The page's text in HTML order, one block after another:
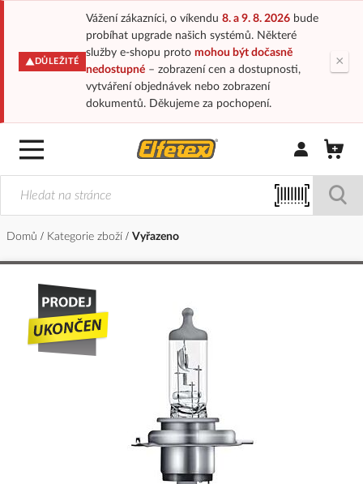
DŮLEŽITÉ
Vážení zákazníci, o víkendu 8. a 9. 8. 2026bude
probíhat upgrade našich systémů. Některé
služby e-shopu proto mohou být dočasně
nedostupné– zobrazení cen a dostupnosti,
vytváření objednávek nebo zobrazení
dokumentů. Děkujeme za pochopení.
×
Přihlásit/
Domů Kategorie zboží Vyřazeno
konec
galerie